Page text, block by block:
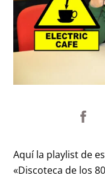
Aquí la playlist de
«Discoteca de los